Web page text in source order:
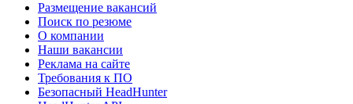
Размещение вакансий
Поиск по резюме
О компании
Наши вакансии
Реклама на сайте
Требования к ПО
Безопасный HeadHunter